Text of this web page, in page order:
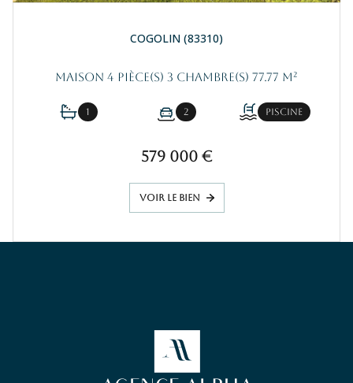
COGOLIN (83310)
Maison 4 pièce(s) 3 chambre(s) 77.77 m²
1 2 Piscine
579 000 €
VOIR LE BIEN